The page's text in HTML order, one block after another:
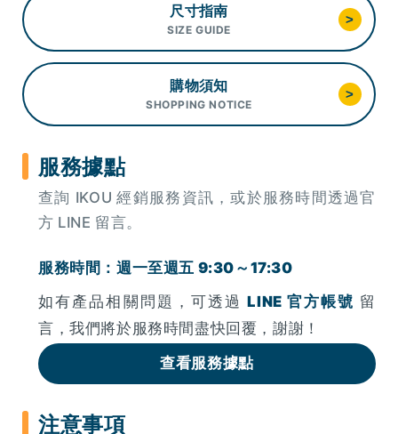
尺寸指南
SIZE GUIDE
>
購物須知
SHOPPING NOTICE
>
服務據點
查詢 IKOU 經銷服務資訊，或於服務時間透過官
方 LINE 留言。
服務時間：週一至週五 9:30～17:30
如有產品相關問題，可透過LINE 官方帳號 留
言，我們將於服務時間盡快回覆，謝謝！
查看服務據點
注意事項